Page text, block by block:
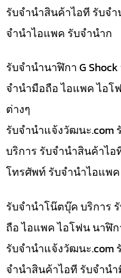
รับจำนำสินค้าไอที รับจ
จำนำไอแพค รับจำนำก
รับจำนำนาฬิกา G
จำนำมือถือ ไอแพค ไอโ
ต่างๆ
รับจํานําแจ้งวัฒนะ.com
บริการ รับจำนำสินค้าไ
โทรศัพท์ รับจำนำไอแพ
รับจำนำโน๊ตบุ๊ค บริการ
ถือ ไอแพค ไอโฟน นาฬิ
รับจํานําแจ้งวัฒนะ.com
จำนำสินค้าไอที รับจำน